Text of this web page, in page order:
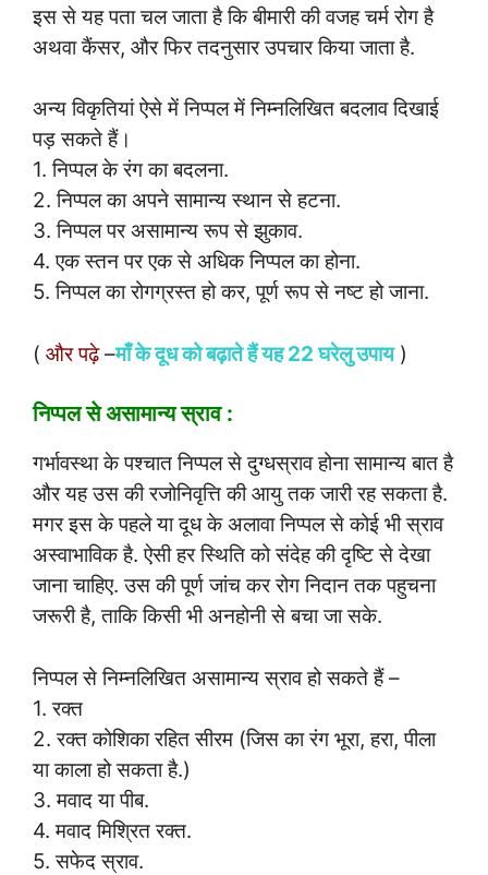
इस से यह पता चल जाता है कि बीमारी की वजह चर्म रोग है
अथवा कैंसर, और फिर तदनुसार उपचार किया जाता है.
अन्य विकृतियां ऐसे में निप्पल में निम्नलिखित बदलाव दिखाई
पड़ सकते हैं।
1. निप्पल के रंग का बदलना.
2. निप्पल का अपने सामान्य स्थान से हटना.
3. निप्पल पर असामान्य रूप से झुकाव.
4. एक स्तन पर एक से अधिक निप्पल का होना.
5. निप्पल का रोगग्रस्त हो कर, पूर्ण रूप से नष्ट हो जाना.
( और पढ़े–माँ के दूध को बढ़ाते हैं यह 22 घरेलु उपाय)
निप्पल से असामान्य स्राव :
गर्भावस्था के पश्चात निप्पल से दुग्धस्राव होना सामान्य बात है
और यह उस की रजोनिवृत्ति की आयु तक जारी रह सकता है.
मगर इस के पहले या दूध के अलावा निप्पल से कोई भी स्राव
अस्वाभाविक है. ऐसी हर स्थिति को संदेह की दृष्टि से देखा
जाना चाहिए. उस की पूर्ण जांच कर रोग निदान तक पहुचना
जरूरी है, ताकि किसी भी अनहोनी से बचा जा सके.
निप्पल से निम्नलिखित असामान्य स्राव हो सकते हैं –
1. रक्त
2. रक्त कोशिका रहित सीरम (जिस का रंग भूरा, हरा, पीला
या काला हो सकता है.)
3. मवाद या पीब.
4. मवाद मिश्रित रक्त.
5. सफेद स्राव.